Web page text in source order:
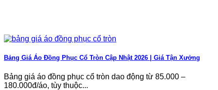
Bảng Giá Áo Đồng Phục Cổ Tròn Cập Nhật 2026 | Giá Tận Xưởng
Bảng giá áo đồng phục cổ tròn dao động từ 85.000 –
180.000đ/áo, tùy thuộc...